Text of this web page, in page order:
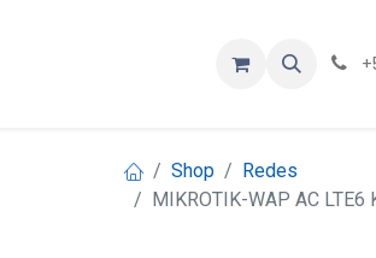
Shop
Redes
MIKROTIK-WAP AC LTE6